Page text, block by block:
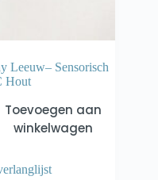
Leeuw– Sensorisch
Hout
Toevoegen aan
winkelwagen